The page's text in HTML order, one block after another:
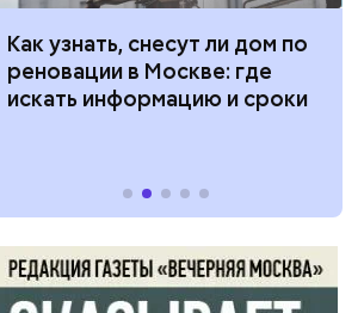
Как узнать, снесут ли дом по
реновации в Москве: где
искать информацию и сроки